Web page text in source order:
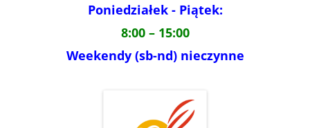
Poniedziałek - Piątek:
8:00 – 15:00
Weekendy (sb-nd) nieczynne